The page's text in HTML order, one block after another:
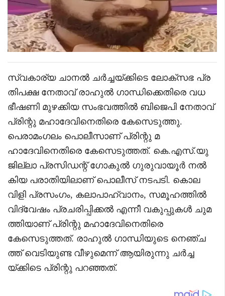
സ്വകാര്യ ചാനൽ ചർച്ചയ്ക്കിടെ ലോക്സഭ പ്ര
തിപക്ഷ നേതാവ് രാഹുൽ ഗാന്ധിക്കെതിരെ വധ
ഭീഷണി മുഴക്കിയ സംഭവത്തില്‍ ബിജെപി നേതാവ്
പ്രിന്റു മഹാദേവിനെതിരെ കേസെടുത്തു.
പെരാമംഗലം പൊലീസാണ് പ്രിന്റു മ
ഹാദേവിനെതിരെ കേസെടുത്തത്. കെ.എസ്.യു
ജില്ലാ പ്രസിഡന്റ് ഗോകുൽ ഗുരുവായൂർ നൽ
കിയ പരാതിയിലാണ് പൊലീസ് നടപടി. കൊല
വിളി പ്രസംഗം, കലാപാഹ്വാനം, സമൂഹത്തിൽ
വിദ്വേഷം പ്രചരിപ്പിക്കൽ എന്നീ വകുപ്പുകൾ ചുമ
ത്തിയാണ് പ്രിന്റു മഹാദേവിനെതിരെ
കേസെടുത്തത്. രാഹുൽ ഗാന്ധിയുടെ നെഞ്ച
ത്ത് വെടിയുണ്ട വീഴുമെന്ന് ആയിരുന്നു ചർച്ച
യ്ക്കിടെ പ്രിന്റു പറഞ്ഞത്.